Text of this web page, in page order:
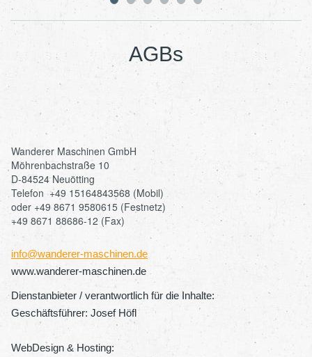
AGBs
Wanderer Maschinen GmbH
Möhrenbachstraße 10
D-84524 Neuötting
Telefon +49 15164843568 (Mobil)
oder +49 8671 9580615 (Festnetz)
+49 8671 88686-12 (Fax)
info@wanderer-maschinen.de
www.wanderer-maschinen.de
Dienstanbieter / verantwortlich für die Inhalte:
Geschäftsführer: Josef Höfl
WebDesign & Hosting: